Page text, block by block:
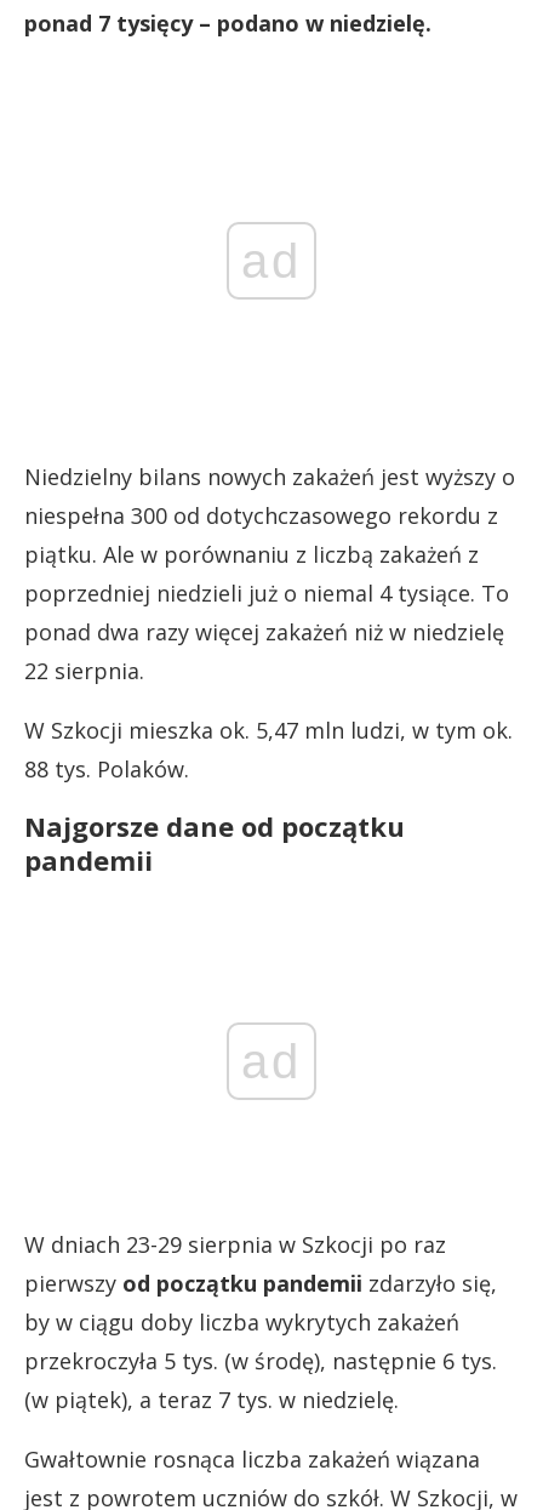
ponad 7 tysięcy – podano w niedzielę.
ad
Niedzielny bilans nowych zakażeń jest wyższy o
niespełna 300 od dotychczasowego rekordu z
piątku. Ale w porównaniu z liczbą zakażeń z
poprzedniej niedzieli już o niemal 4 tysiące. To
ponad dwa razy więcej zakażeń niż w niedzielę
22 sierpnia.
W Szkocji mieszka ok. 5,47 mln ludzi, w tym ok.
88 tys. Polaków.
Najgorsze dane od początku
pandemii
ad
W dniach 23-29 sierpnia w Szkocji po raz
pierwszy od początku pandemii zdarzyło się,
by w ciągu doby liczba wykrytych zakażeń
przekroczyła 5 tys. (w środę), następnie 6 tys.
(w piątek), a teraz 7 tys. w niedzielę.
Gwałtownie rosnąca liczba zakażeń wiązana
jest z powrotem uczniów do szkół. W Szkocji, w